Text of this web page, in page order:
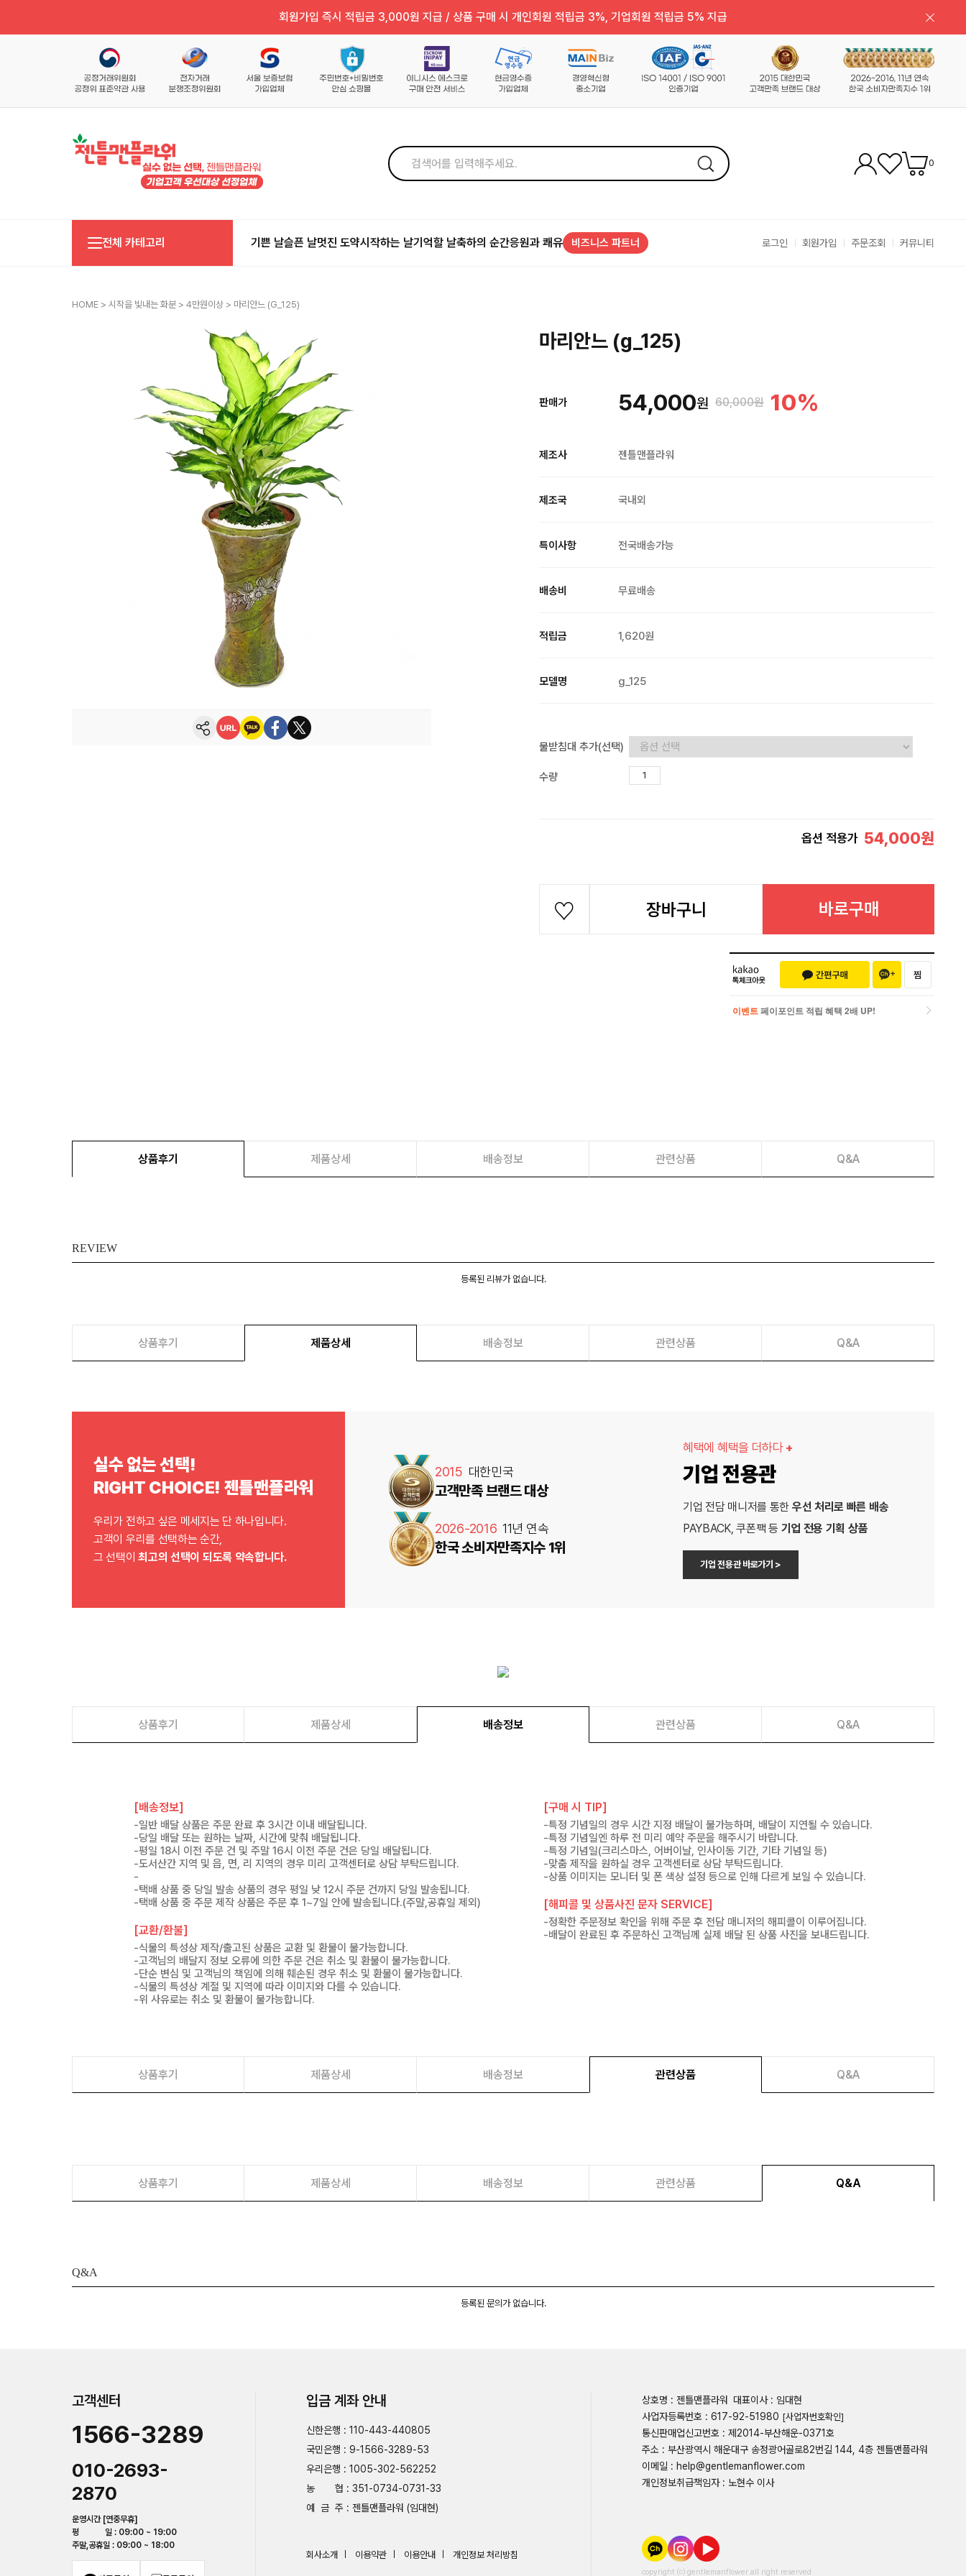
회원가입 즉시 적립금 3,000원 지급 / 상품 구매 시 개인회원 적립금 3%, 기업회원 적립금 5% 지급
0
전체 카테고리 기쁜 날슬픈 날멋진 도약시작하는 날기억할 날축하의 순간응원과 쾌유 비즈니스 파트너 로그인 회원가입 주문조회 커뮤니티
HOME > 시작을 빛내는 화분 > 4만원이상 > 마리안느 (g_125)
마리안느 (g_125)
판매가 54,000원 60,000원 10%
제조사 젠틀맨플라워
제조국 국내외
특이사항 전국배송가능
배송비 무료배송
적립금 1,620원
모델명 g_125
물받침대 추가(선택)
수량
옵션 적용가 54,000원
장바구니 바로구매
이벤트 페이포인트 적립 혜택 2배 UP!
상품후기 제품상세 배송정보 관련상품 Q&A
REVIEW
등록된 리뷰가 없습니다.
상품후기 제품상세 배송정보 관련상품 Q&A
실수 없는 선택!
RIGHT CHOICE! 젠틀맨플라워
우리가 전하고 싶은 메세지는 단 하나입니다.
고객이 우리를 선택하는 순간,
그 선택이최고의 선택이 되도록 약속합니다.
2015 대한민국
고객만족 브랜드 대상
2026-2016 11년 연속
한국 소비자만족지수 1위
혜택에 혜택을 더하다 +
기업 전용관
기업 전담 매니저를 통한 우선 처리로 빠른 배송
PAYBACK, 쿠폰팩 등 기업 전용 기획 상품
기업 전용관 바로가기 >
상품후기 제품상세 배송정보 관련상품 Q&A
[배송정보]
-일반 배달 상품은 주문 완료 후 3시간 이내 배달됩니다.
-당일 배달 또는 원하는 날짜, 시간에 맞춰 배달됩니다.
-평일 18시 이전 주문 건 및 주말 16시 이전 주문 건은 당일 배달됩니다.
-도서산간 지역 및 읍, 면, 리 지역의 경우 미리 고객센터로 상담 부탁드립니다.
-
-택배 상품 중 당일 발송 상품의 경우 평일 낮 12시 주문 건까지 당일 발송됩니다.
-택배 상품 중 주문 제작 상품은 주문 후 1~7일 안에 발송됩니다.(주말,공휴일 제외)
[교환/환불]
-식물의 특성상 제작/출고된 상품은 교환 및 환불이 불가능합니다.
-고객님의 배달지 정보 오류에 의한 주문 건은 취소 및 환불이 불가능합니다.
-단순 변심 및 고객님의 책임에 의해 훼손된 경우 취소 및 환불이 불가능합니다.
-식물의 특성상 계절 및 지역에 따라 이미지와 다를 수 있습니다.
-위 사유로는 취소 및 환불이 불가능합니다.
[구매 시 TIP]
-특정 기념일의 경우 시간 지정 배달이 불가능하며, 배달이 지연될 수 있습니다.
-특정 기념일엔 하루 전 미리 예약 주문을 해주시기 바랍니다.
-특정 기념일(크리스마스, 어버이날, 인사이동 기간, 기타 기념일 등)
-맞춤 제작을 원하실 경우 고객센터로 상담 부탁드립니다.
-상품 이미지는 모니터 및 폰 색상 설정 등으로 인해 다르게 보일 수 있습니다.
[해피콜 및 상품사진 문자 SERVICE]
-정확한 주문정보 확인을 위해 주문 후 전담 매니저의 해피콜이 이루어집니다.
-배달이 완료된 후 주문하신 고객님께 실제 배달 된 상품 사진을 보내드립니다.
상품후기 제품상세 배송정보 관련상품 Q&A
상품후기 제품상세 배송정보 관련상품 Q&A
Q&A
등록된 문의가 없습니다.
고객센터
1566-3289
010-2693-
2870
운영시간 [연중무휴]
평 일 : 09:00 ~ 19:00
주말,공휴일 : 09:00 ~ 18:00
입금 계좌 안내
신한은행 : 110-443-440805
국민은행 : 9-1566-3289-53
우리은행 : 1005-302-562252
농 협 : 351-0734-0731-33
예 금 주 : 젠틀맨플라워 (임대현)
회사소개 이용약관 이용안내 개인정보 처리방침
상호명 : 젠틀맨플라워 대표이사 : 임대현
사업자등록번호 : 617-92-51980 [사업자번호확인]
통신판매업신고번호 : 제2014-부산해운-0371호
주소 : 부산광역시 해운대구 송정광어골로82번길 144, 4층 젠틀맨플라워
이메일 : help@gentlemanflower.com
개인정보취급책임자 : 노현수 이사
copyright ⒞ gentlemanflower all right reserved